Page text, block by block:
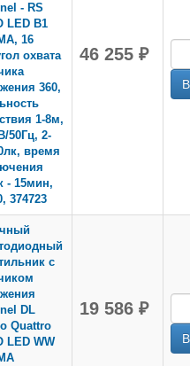
- RS
LED B1
16
охвата
360,
1-8м,
50Гц, 2-
время
- 15мин,
374723
46 255 ₽
с
DL
Quattro
LED WW
19 586 ₽